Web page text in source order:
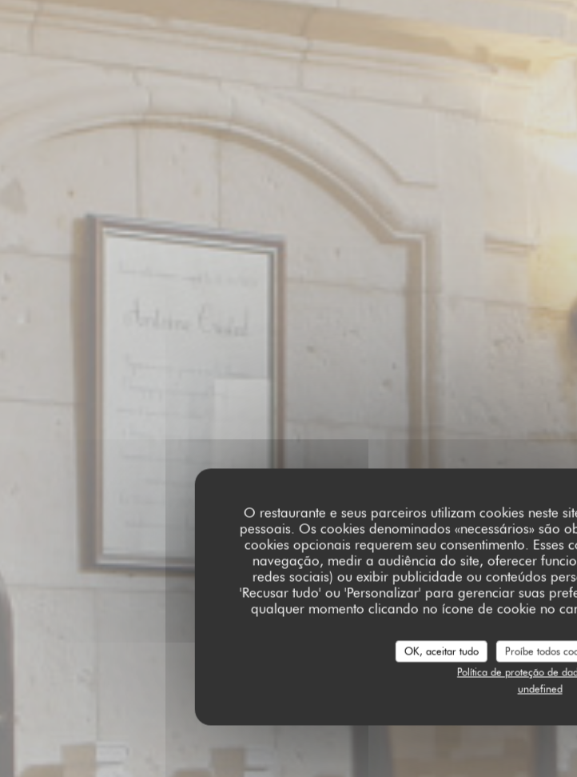
O restaurante e seus parceiros utilizam cookies neste
pessoais. Os cookies denominados «necessários» são
cookies opcionais requerem seu consentimento.
navegação, medir a audiência do site, oferecer
redes sociais) ou exibir publicidade ou conteúdos
'Recusar tudo' ou 'Personalizar' para gerenciar suas
qualquer momento clicando no ícone de cookie no
OK, aceitar tudo Proíbe todos
Política de proteção de
undefined
L'HELIANTHE |
RESERVAR UMA